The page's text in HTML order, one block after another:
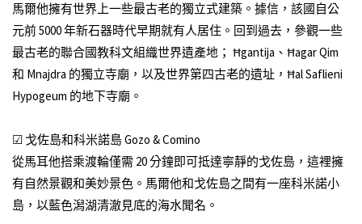
馬爾他擁有世界上一些最古老的獨立式建築。據信，該國自公
元前 5000 年新石器時代早期就有人居住。回到過去，參觀一些
最古老的聯合國教科文組織世界遺產地； Ħgantija、Ħagar Qim
和 Mnajdra 的獨立寺廟，以及世界第四古老的遺址，Ħal Saflieni
Hypogeum 的地下寺廟。
☑ 戈佐島和科米諾島 Gozo & Comino
從馬耳他搭乘渡輪僅需 20 分鐘即可抵達寧靜的戈佐島，這裡擁
有自然景觀和美妙景色。馬爾他和戈佐島之間有一座科米諾小
島，以藍色潟湖清澈見底的海水聞名。